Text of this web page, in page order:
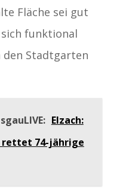
Fläche sei gut
funktional
Stadtgarten
Elzach:
rettet 74-jährige